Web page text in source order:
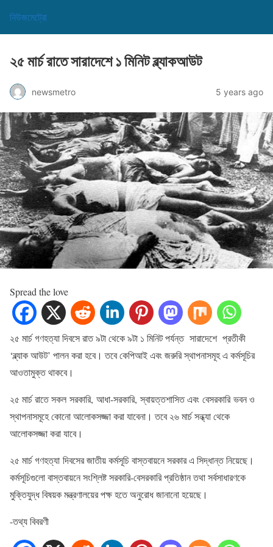
নিউজমেট্রো
২৫ মার্চ রাতে সারাদেশে ১ মিনিট ব্ল্যাকআউট
newsmetro 5 years ago
Spread the love
২৫ মার্চ গণহত্যা দিবসে রাত ৯টা থেকে ৯টা ১ মিনিট পর্যন্ত সারাদেশে প্রতীকী
‘ব্ল্যাক আউট’ পালন করা হবে। তবে কেপিআই এবং জরুরি স্থাপনাসমূহ এ কর্মসূচির
আওতামুক্ত থাকবে।
২৫ মার্চ রাতে সকল সরকারি, আধা-সরকারি, স্বায়ত্তশাসিত এবং বেসরকারি ভবন ও
স্থাপনাসমূহে কোনো আলোকসজ্জা করা যাবেনা। তবে ২৬ মার্চ সন্ধ্যা থেকে
আলোকসজ্জা করা যাবে।
২৫ মার্চ গণহত্যা দিবসের জাতীয় কর্মসূচি বাস্তবায়নে সরকার এ সিদ্ধান্ত নিয়েছে।
কর্মসূচিগুলো বাস্তবায়নে সংশ্লিষ্ট সরকারি-বেসরকারি প্রতিষ্ঠান তথা সর্বসাধারণকে
মুক্তিযুদ্ধ বিষয়ক মন্ত্রণালয়ের পক্ষ হতে অনুরোধ জানানো হয়েছে।
-তথ্য বিবরণী